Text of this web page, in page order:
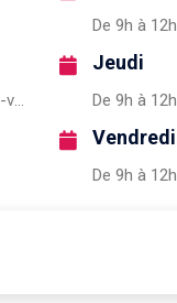
https://www.admr.org/associations/admr-vielmur-sur-agout
De 9h à 12h
Jeudi
De 9h à 12h
Vendredi
De 9h à 12h